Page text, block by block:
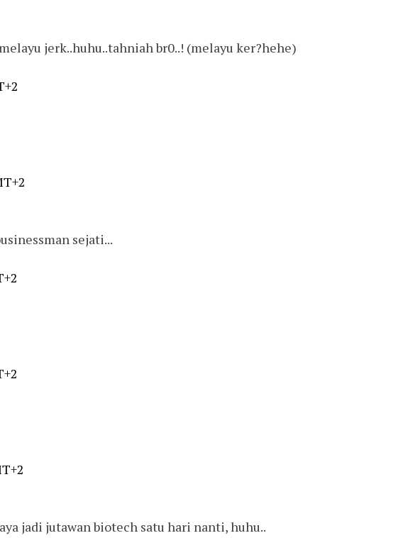
jerk..huhu..tahniah br0..! (melayu ker?hehe)
sejati...
jadi jutawan biotech satu hari nanti, huhu..